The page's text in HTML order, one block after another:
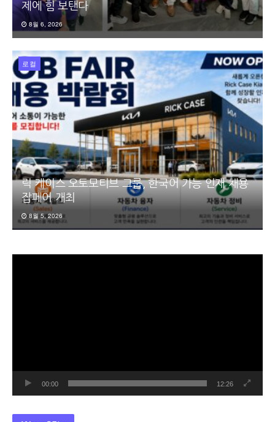
제에 힘 보탠다
8월 6, 2026
로컬
릭 케이스 오토모티브 그룹, 한국어 가능 인재 채용
잡페어 개최
8월 5, 2026
00:00 12:26